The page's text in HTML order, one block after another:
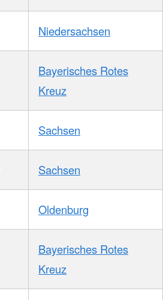
Niedersachsen
Bayerisches Rotes
Kreuz
Sachsen
Sachsen
Oldenburg
Bayerisches Rotes
Kreuz